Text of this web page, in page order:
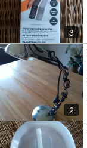
3
2